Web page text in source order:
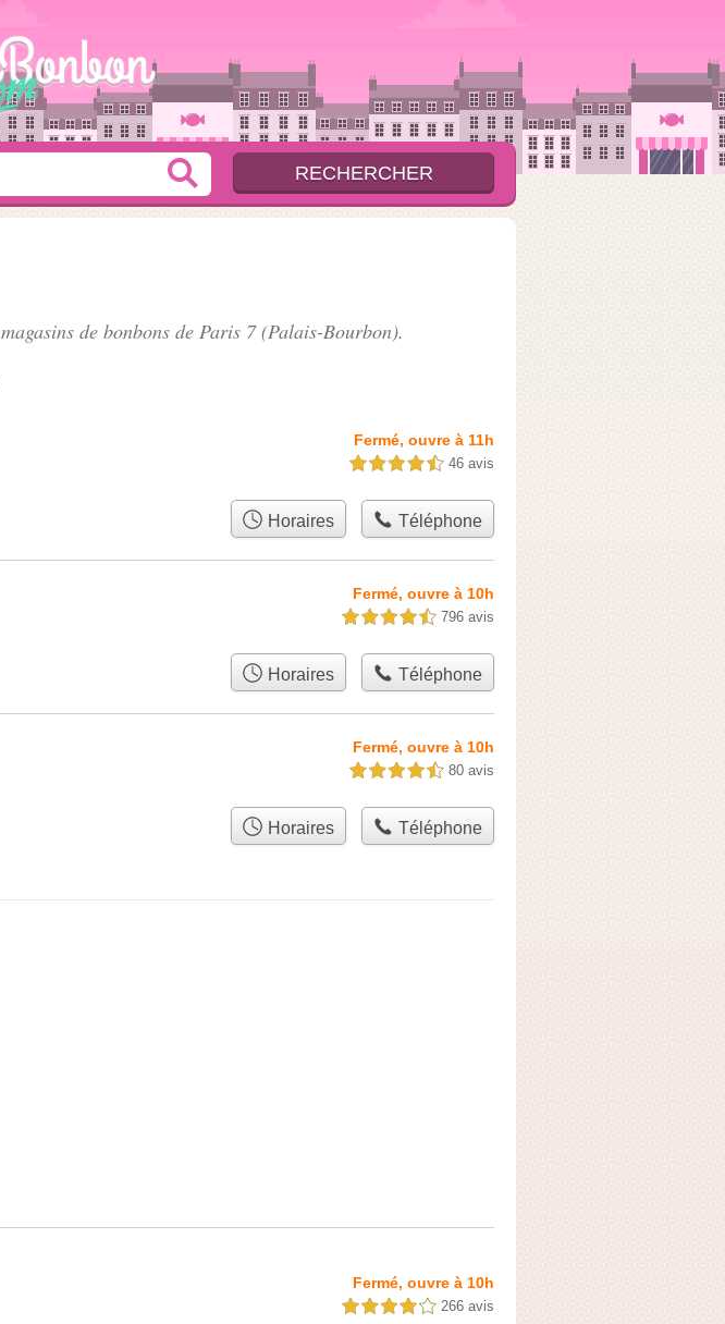
magasins de bonbons de Paris 7(Palais-Bourbon).
Fermé, ouvre à 11h
4,5 étoiles sur 5 46 avis
Horaires Téléphone
Fermé, ouvre à 10h
4,5 étoiles sur 5 796 avis
Horaires Téléphone
Fermé, ouvre à 10h
4,5 étoiles sur 5 80 avis
Horaires Téléphone
Fermé, ouvre à 10h
4,0 étoiles sur 5 266 avis